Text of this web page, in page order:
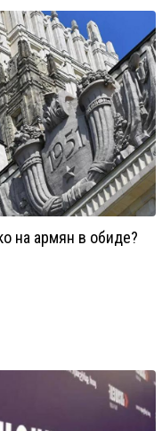
на армян в обиде?